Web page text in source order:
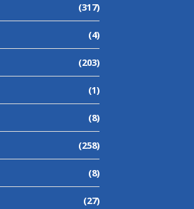
(317)
(4)
(203)
(1)
(8)
(258)
(8)
(27)